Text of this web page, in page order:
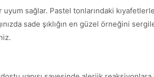
sağlar. Pastel tonlarındaki
sade şıklığın en güzel örneğini